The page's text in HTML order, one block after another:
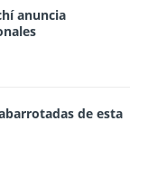
anuncia
de esta